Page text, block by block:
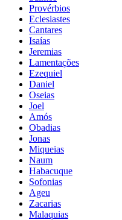
Provérbios
Eclesiastes
Cantares
Isaías
Jeremias
Lamentações
Ezequiel
Daniel
Oseias
Joel
Amós
Obadias
Jonas
Miqueias
Naum
Habacuque
Sofonias
Ageu
Zacarias
Malaquias